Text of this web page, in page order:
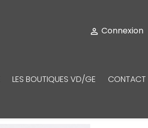
 Connexion
LES BOUTIQUES VD/GE CONTACT